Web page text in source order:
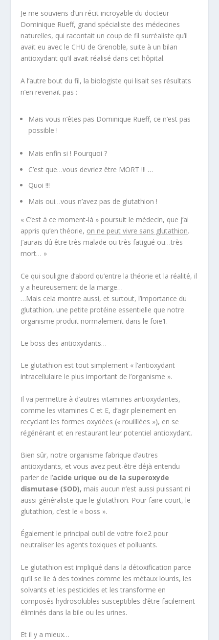
Je me souviens d’un récit incroyable du docteur
Dominique Rueff, grand spécialiste des médecines
naturelles, qui racontait un coup de fil surréaliste qu’il
avait eu avec le CHU de Grenoble, suite à un bilan
antioxydant qu’il avait réalisé dans cet hôpital.
A l’autre bout du fil, la biologiste qui lisait ses résultats
n’en revenait pas :
Mais vous n’êtes pas Dominique Rueff, ce n’est pas
possible !
Mais enfin si ! Pourquoi ?
C’est que…vous devriez être MORT !!! …
Quoi !!!
Mais oui…vous n’avez pas de glutathion !
« C’est à ce moment-là » poursuit le médecin, que j’ai
appris qu’en théorie, on ne peut vivre sans glutathion.
J’aurais dû être très malade ou très fatigué ou…très
mort… »
Ce qui souligne d’abord qu’entre la théorie et la réalité, il
y a heureusement de la marge…
…Mais cela montre aussi, et surtout, l’importance du
glutathion, une petite protéine essentielle que notre
organisme produit normalement dans le foie1 .
Le boss des antioxydants…
Le glutathion est tout simplement « l’antioxydant
intracellulaire le plus important de l’organisme ».
Il va permettre à d’autres vitamines antioxydantes,
comme les vitamines C et E, d’agir pleinement en
recyclant les formes oxydées (« rouilllées »), en se
régénérant et en restaurant leur potentiel antioxydant.
Bien sûr, notre organisme fabrique d’autres
antioxydants, et vous avez peut-être déjà entendu
parler de l’acide urique ou de la superoxyde
dismutase (SOD), mais aucun n’est aussi puissant ni
aussi généraliste que le glutathion. Pour faire court, le
glutathion, c’est le « boss ».
Également le principal outil de votre foie2 pour
neutraliser les agents toxiques et polluants.
Le glutathion est impliqué dans la détoxification parce
qu’il se lie à des toxines comme les métaux lourds, les
solvants et les pesticides et les transforme en
composés hydrosolubles susceptibles d’être facilement
éliminés dans la bile ou les urines.
Et il y a mieux…